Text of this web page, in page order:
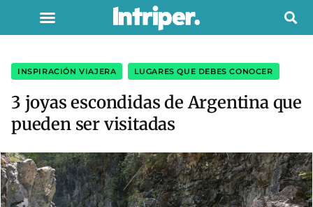
INSPIRACIÓN VIAJERA LUGARES QUE DEBES CONOCER
3 joyas escondidas de Argentina que
pueden ser visitadas